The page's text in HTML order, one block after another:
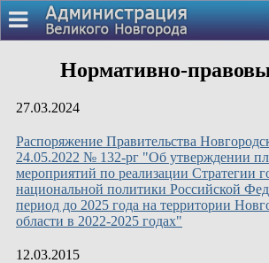
Нормативно-
27.03.2024
Распоряжение Правительства
24.05.2022 № 132-рг "Об утверждении
мероприятий по реализации Стратегии
национальной политики Российской
период до 2025 года на территории
области в 2022-2025 годах"
12.03.2015